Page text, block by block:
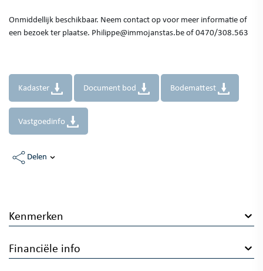
Onmiddellijk beschikbaar. Neem contact op voor meer informatie of
een bezoek ter plaatse. Philippe@immojanstas.be of 0470/308.563
Kadaster Document bod Bodemattest
Vastgoedinfo
Delen
Kenmerken
Financiële info